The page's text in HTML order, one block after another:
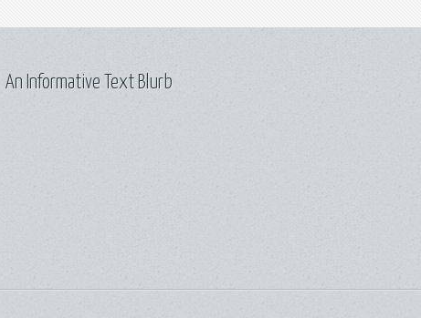
An Informative Text Blurb